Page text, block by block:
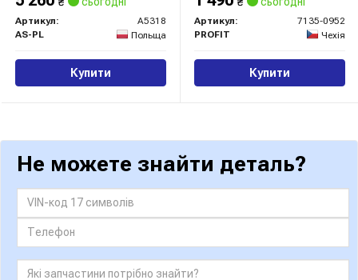
Артикул:
A5318
AS-PL
Польща
Купити
Артикул:
7135-0952
PROFIT
Чехія
Купити
Не можете знайти деталь?